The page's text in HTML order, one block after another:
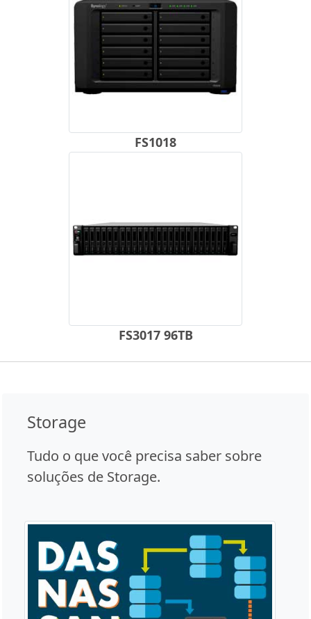
FS1018
FS3017 96TB
Storage
Tudo o que você precisa saber sobre
soluções de Storage.